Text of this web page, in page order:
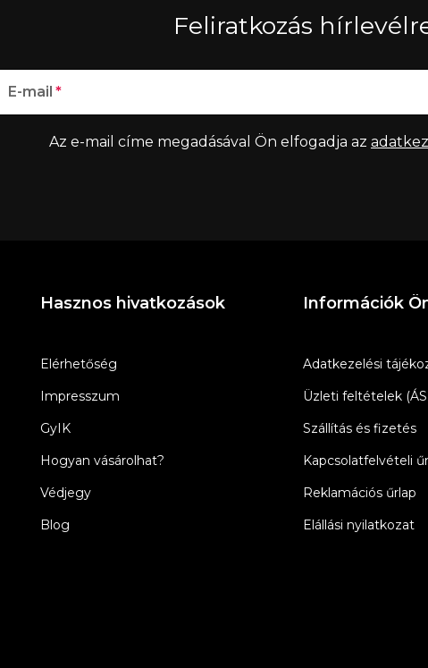
Feliratkozás
E-mail
Az e-mail címe megadásával Ön elfogadja az
Hasznos hivatkozások
Elérhetőség
Impresszum
GyIK
Hogyan vásárolhat?
Védjegy
Blog
Információk
Adatkezelési
Üzleti feltételek
Szállítás és fizetés
Kapcsolatfelvételi
Reklamációs űrlap
Elállási nyilatkozat